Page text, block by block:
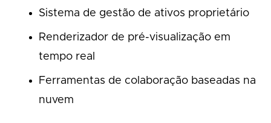
Sistema de gestão de ativos proprietário
Renderizador de pré-visualização em
tempo real
Ferramentas de colaboração baseadas na
nuvem